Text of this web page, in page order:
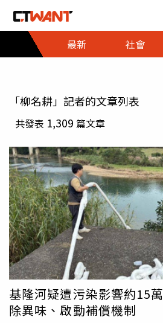
最新
社會
「柳名耕」記者的文章列表
共發表 1,309 篇文章
基隆河疑遭污染影響約15
除異味、啟動補償機制